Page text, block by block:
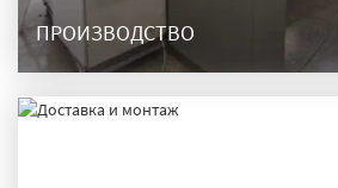
ПРОИЗВОДСТВО